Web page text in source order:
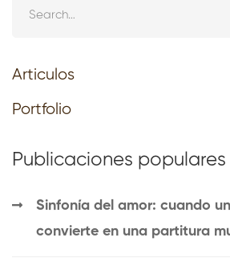
Articulos
Portfolio
Publicaciones populares
Sinfonía del amor: cuando
convierte en una partitura